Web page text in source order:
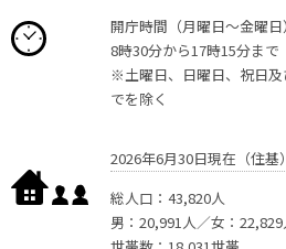
開庁時間（月曜日〜金曜日）
8時30分から17時15分まで
※土曜日、日曜日、祝日及
でを除く
2026年6月30日現在（住基）
総人口：43,820人
男：20,991人／女：22,829